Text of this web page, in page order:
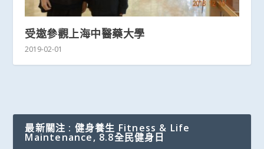
受邀參觀上海中醫藥大學
2019-02-01
最新關注 : 健身養生 Fitness & Life
Maintenance, 8.8全民健身日